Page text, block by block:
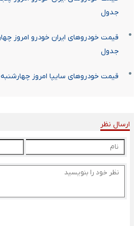
جدول
جدول
قیمت خودرو‌های سایپا امروز چهارشنبه ۱۳ خرداد ۱۴۰۵ + جدول
ارسال نظر